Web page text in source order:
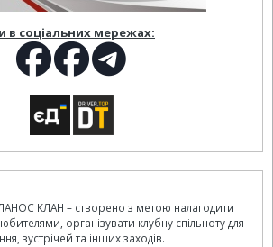
в соціальних мережах:
КЛАН – створено з метою налагодити
організувати клубну спільноту для
зустрічей та інших заходів.